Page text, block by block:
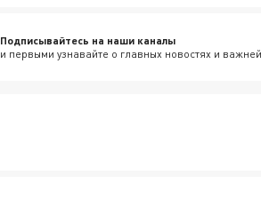
Подписывайтесь на наши каналы
и первыми узнавайте о главных новостях и